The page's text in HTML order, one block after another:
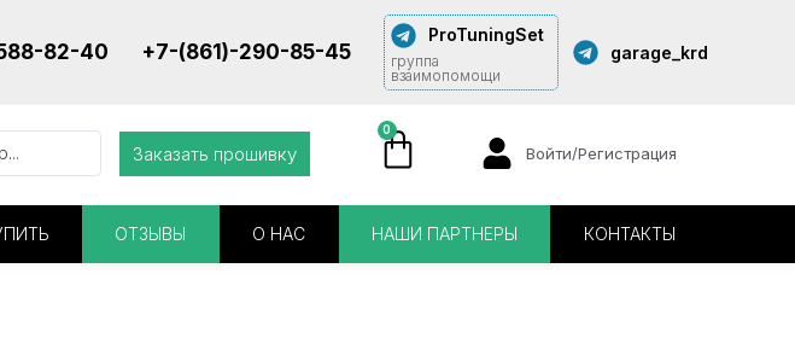
82-40 +7-(861)-290-85-45
ProTuningSet
группа
взаимопомощи
garage_krd
Заказать прошивку
0
Войти/Регистрация
ОТЗЫВЫ О НАС НАШИ ПАРТНЕРЫ КОНТАКТЫ